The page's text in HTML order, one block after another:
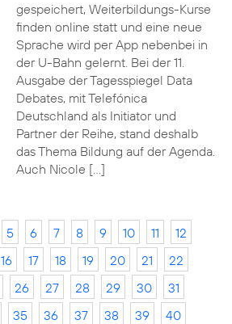
gespeichert, Weiterbildungs-Kurse
finden online statt und eine neue
Sprache wird per App nebenbei in
der U-Bahn gelernt. Bei der 11.
Ausgabe der Tagesspiegel Data
Debates, mit Telefónica
Deutschland als Initiator und
Partner der Reihe, stand deshalb
das Thema Bildung auf der Agenda.
Auch Nicole […]
5 6 7 8 9 10 11
12
16 17 18 19 20 21
22
26 27 28 29 30
31
35 36 37 38 39
40